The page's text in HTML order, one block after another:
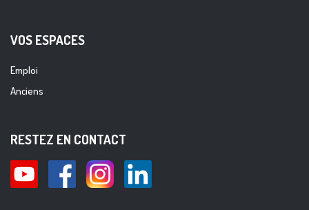
VOS ESPACES
Emploi
Anciens
RESTEZ EN CONTACT